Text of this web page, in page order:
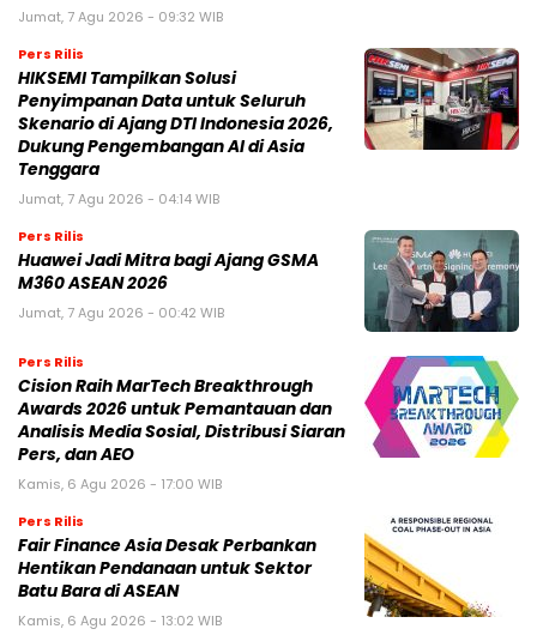
Jumat, 7 Agu 2026 - 09:32 WIB
Pers Rilis
HIKSEMI Tampilkan Solusi
Penyimpanan Data untuk Seluruh
Skenario di Ajang DTI Indonesia 2026,
Dukung Pengembangan AI di Asia
Tenggara
Jumat, 7 Agu 2026 - 04:14 WIB
Pers Rilis
Huawei Jadi Mitra bagi Ajang GSMA
M360 ASEAN 2026
Jumat, 7 Agu 2026 - 00:42 WIB
Pers Rilis
Cision Raih MarTech Breakthrough
Awards 2026 untuk Pemantauan dan
Analisis Media Sosial, Distribusi Siaran
Pers, dan AEO
Kamis, 6 Agu 2026 - 17:00 WIB
Pers Rilis
Fair Finance Asia Desak Perbankan
Hentikan Pendanaan untuk Sektor
Batu Bara di ASEAN
Kamis, 6 Agu 2026 - 13:02 WIB